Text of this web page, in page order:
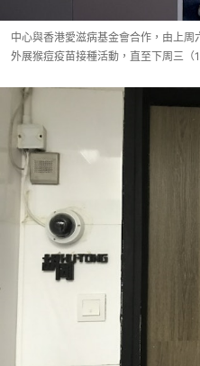
中心與香港愛滋病基金會合作，由上
外展猴痘疫苗接種活動，直至下周三（